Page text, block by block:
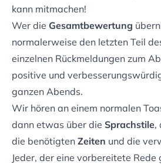
kann mitmachen!
Wer die Gesamtbewertung
normalerweise den letzten Teil
einzelnen Rückmeldungen zum
positive und
ganzen Abends.
Wir hören an einem normalen
dann etwas über die Sprachstile,
die benötigten Zeiten und die
Jeder, der eine vorbereitete